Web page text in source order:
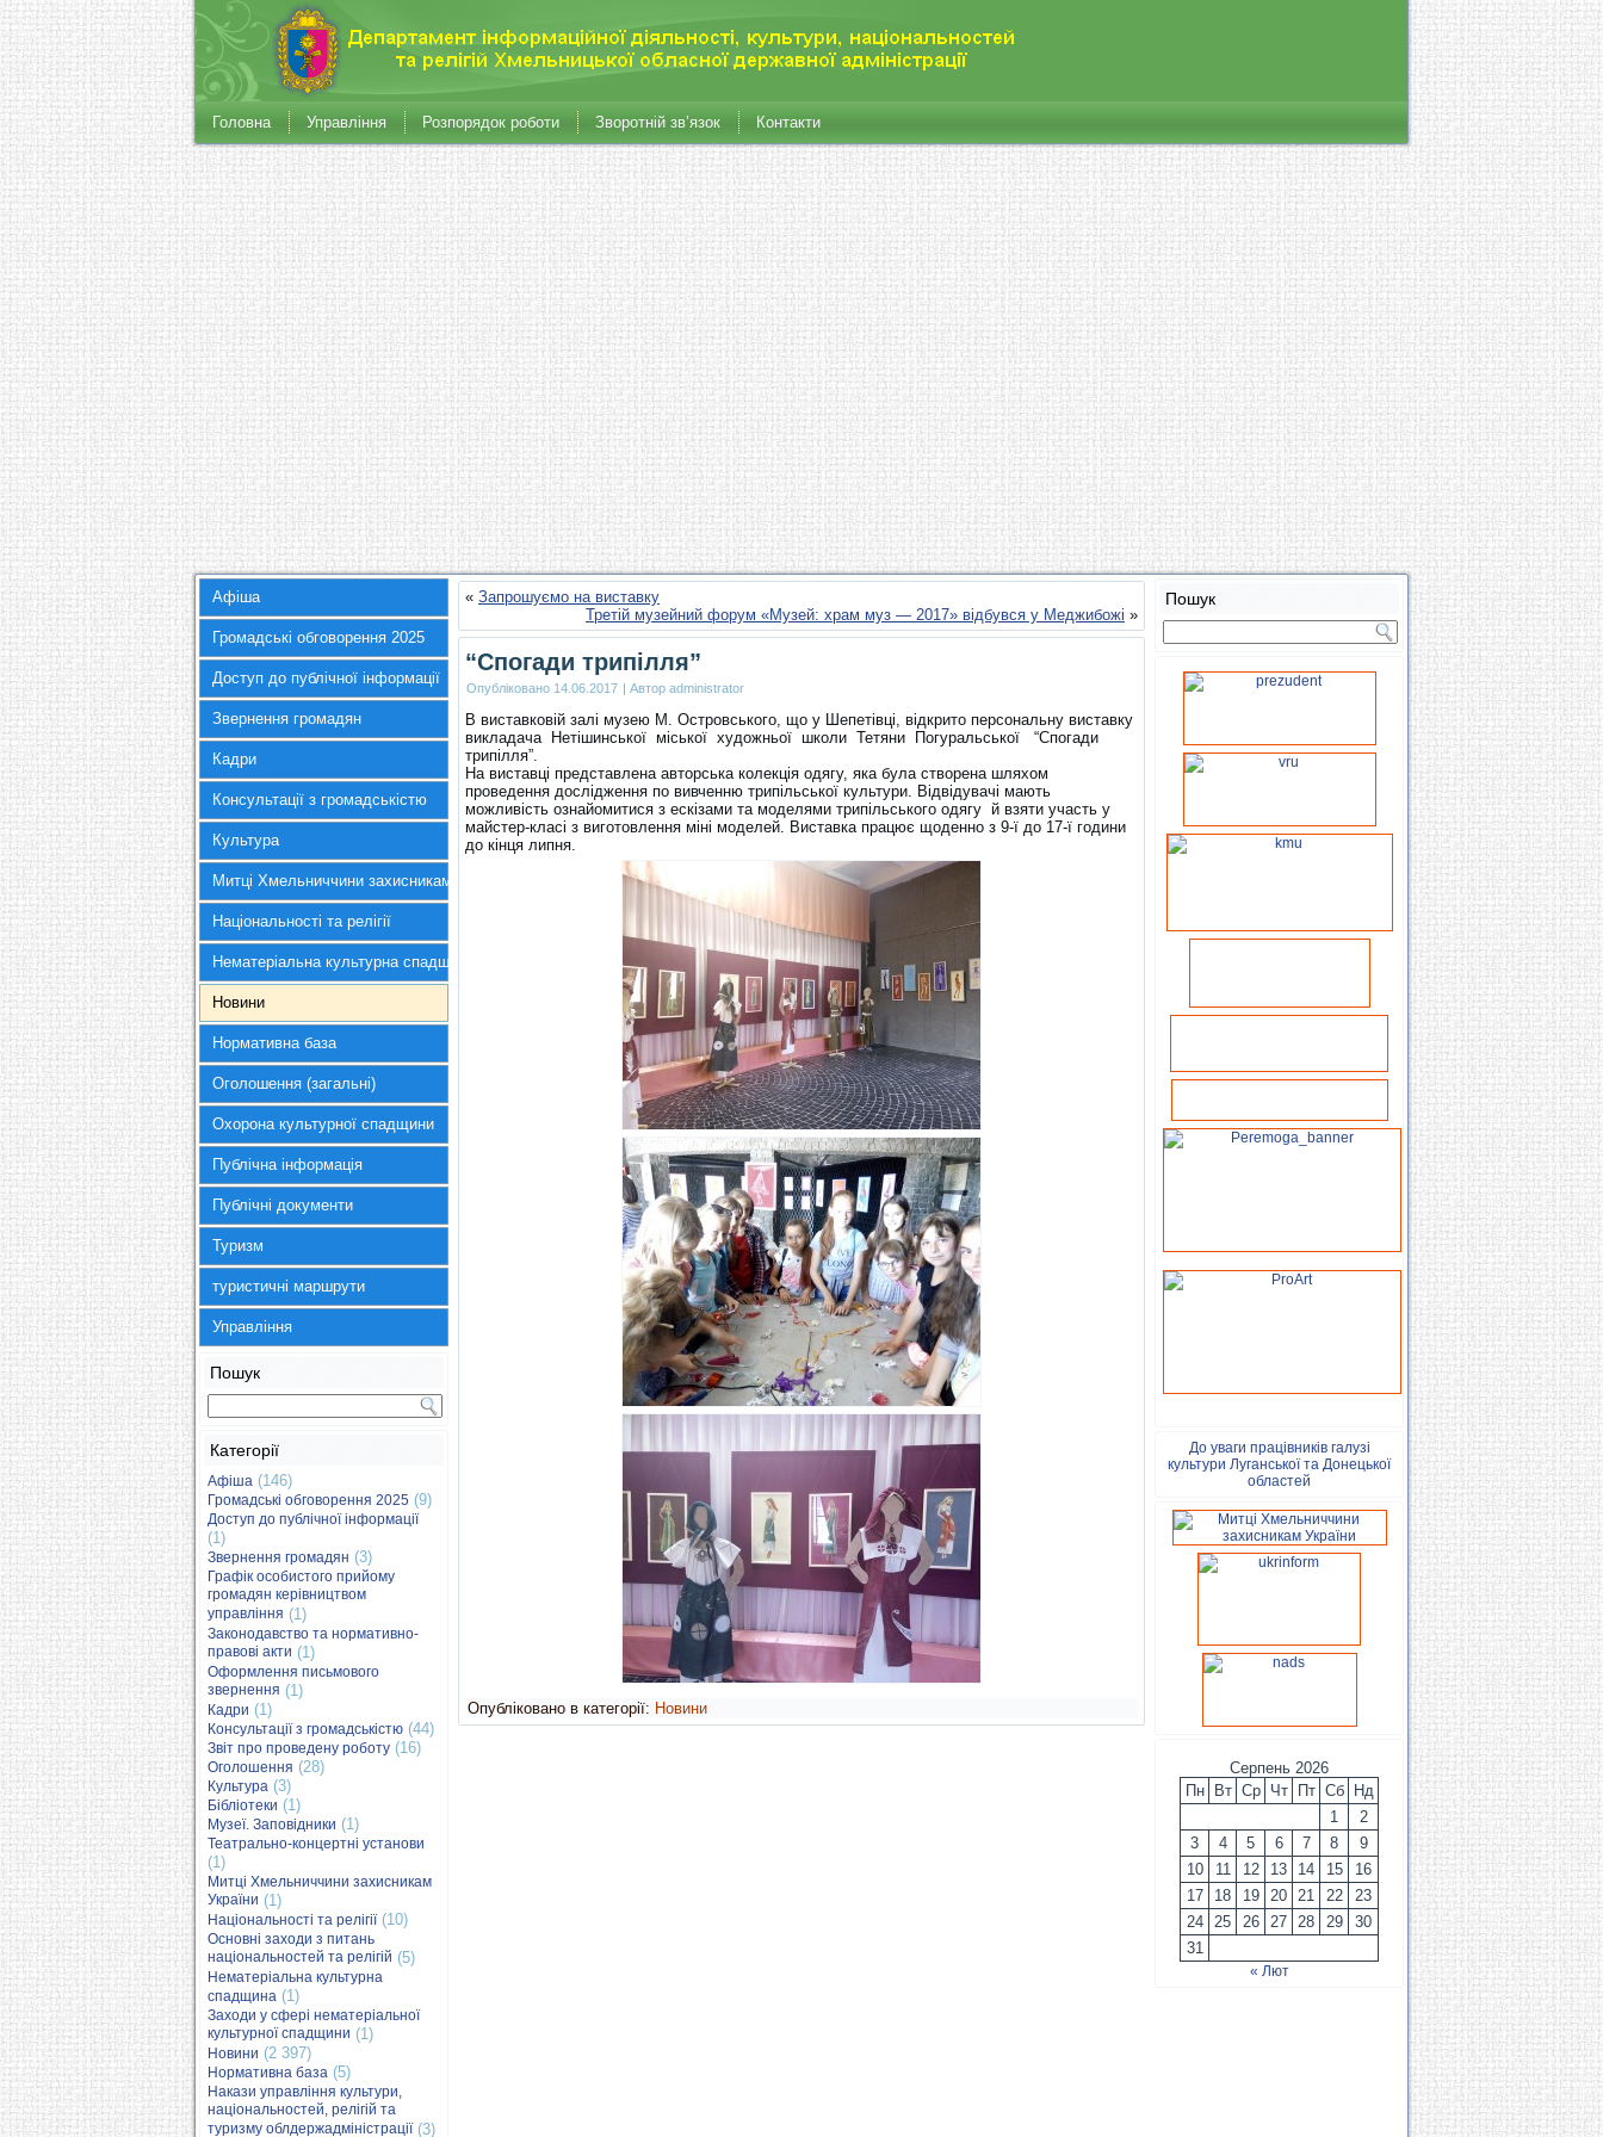
Головна Управління Розпорядок роботи Зворотній зв’язок Контакти
Афіша
Громадські обговорення 2025
Доступ до публічної інформації
Звернення громадян
Кадри
Консультації з громадськістю
Культура
Митці Хмельниччини захисникам України
Національності та релігії
Нематеріальна культурна спадщина
Новини
Нормативна база
Оголошення (загальні)
Охорона культурної спадщини
Публічна інформація
Публічні документи
Туризм
туристичні маршрути
Управління
Пошук
Категорії
Афіша (146)
Громадські обговорення 2025 (9)
Доступ до публічної інформації
(1)
Звернення громадян (3)
Графік особистого прийому
громадян керівництвом
управління (1)
Законодавство та нормативно-
правові акти (1)
Оформлення письмового
звернення (1)
Кадри (1)
Консультації з громадськістю (44)
Звіт про проведену роботу (16)
Оголошення (28)
Культура (3)
Бібліотеки (1)
Музеї. Заповідники (1)
Театрально-концертні установи
(1)
Митці Хмельниччини захисникам
України (1)
Національності та релігії(10)
Основні заходи з питань
національностей та релігій (5)
Нематеріальна культурна
спадщина (1)
Заходи у сфері нематеріальної
культурної спадщини (1)
Новини (2 397)
Нормативна база (5)
Накази управління культури,
національностей, релігій та
туризму облдержадміністрації(3)
« Запрошуємо на виставку
Третій музейний форум «Музей: храм муз — 2017» відбувся у Меджибожі »
“Спогади трипілля”
Опубліковано 14.06.2017 | Автор administrator
В виставковій залі музею М. Островського, що у Шепетівці, відкрито персональну виставку
викладача Нетішинської міської художньої школи Тетяни Погуральської “Спогади
трипілля”.
На виставці представлена авторська колекція одягу, яка була створена шляхом
проведення дослідження по вивченню трипільської культури. Відвідувачі мають
можливість ознайомитися з ескізами та моделями трипільського одягу й взяти участь у
майстер-класі з виготовлення міні моделей. Виставка працює щоденно з 9-ї до 17-ї години
до кінця липня.
Опубліковано в категорії: Новини
Пошук
До уваги працівників галузі
культури Луганської та Донецької
областей
Серпень 2026
Пн
Вт Ср Чт Пт Сб
Нд
1
2
3
4 5 6 7 8
9
10
11 12 13 14 15
16
17
18 19 20 21 22
23
24
25 26 27 28 29
30
31
« Лют